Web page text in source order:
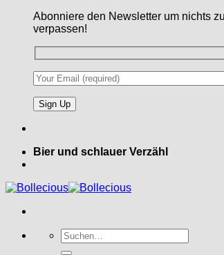
Abonniere den Newsletter um nichts zu
verpassen!
Bier und schlauer Verzähl
Suche
nach: